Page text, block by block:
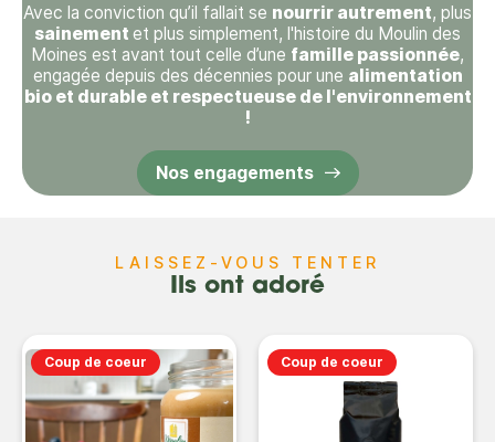
Avec la conviction qu’il fallait se nourrir autrement, plus
sainement et plus simplement, l'histoire du Moulin des
Moines est avant tout celle d’une famille passionnée,
engagée depuis des décennies pour une alimentation
bio et durable et respectueuse de l'environnement
!
Nos engagements
LAISSEZ-VOUS TENTER
Ils ont adoré
Coup de coeur Coup de coeur